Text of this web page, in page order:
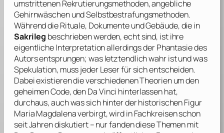
umstrittenen Rekrutierungsmethoden, angebliche
Gehirnwäschen und Selbstbestrafungsmethoden.
Während die Rituale, Dokumente und Gebäude, die in
Sakrileg beschrieben werden, echt sind, ist ihre
eigentliche Interpretation allerdings der Phantasie des
Autors entsprungen; was letztendlich wahr ist und was
Spekulation, muss jeder Leser für sich entscheiden.
Dabei existieren die verschiedenen Theorien um den
geheimen Code, denDa Vinci hinterlassen hat,
durchaus, auch was sich hinter der historischen Figur
Maria Magdalena verbirgt, wird in Fachkreisen schon
seit Jahren diskutiert – nur fanden diese Themen mit